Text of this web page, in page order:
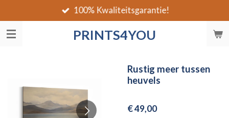
direct
naar
PRINTS4YOU
100% Kwaliteitsgarantie!
Rustig meer tussen
heuvels
€ 49,00